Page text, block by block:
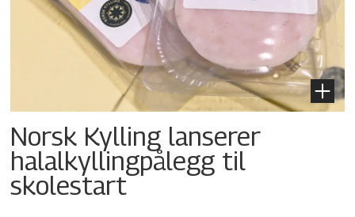
Norsk Kylling lanserer
halalkylling­pålegg til
skolestart